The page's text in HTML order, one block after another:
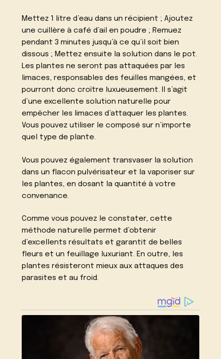
Mettez 1 litre d’eau dans un récipient ; Ajoutez
une cuillère à café d’ail en poudre ; Remuez
pendant 3 minutes jusqu’à ce qu’il soit bien
dissous ; Mettez ensuite la solution dans le pot.
Les plantes ne seront pas attaquées par les
limaces, responsables des feuilles mangées, et
pourront donc croître luxueusement. Il s’agit
d’une excellente solution naturelle pour
empêcher les limaces d’attaquer les plantes.
Vous pouvez utiliser le composé sur n’importe
quel type de plante.
Vous pouvez également transvaser la solution
dans un flacon pulvérisateur et la vaporiser sur
les plantes, en dosant la quantité à votre
convenance.
Comme vous pouvez le constater, cette
méthode naturelle permet d’obtenir
d’excellents résultats et garantit de belles
fleurs et un feuillage luxuriant. En outre, les
plantes résisteront mieux aux attaques des
parasites et au froid.